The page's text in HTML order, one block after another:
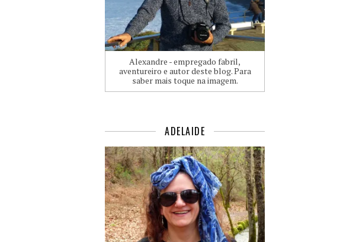
Alexandre - empregado fabril,
aventureiro e autor deste blog. Para
saber mais toque na imagem.
ADELAIDE